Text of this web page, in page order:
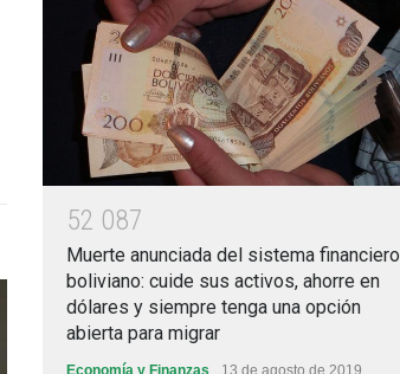
52 087
Muerte anunciada del sistema financiero
boliviano: cuide sus activos, ahorre en
dólares y siempre tenga una opción
abierta para migrar